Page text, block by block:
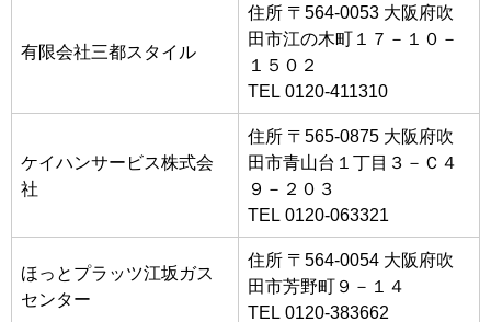
有限会社三都スタイル
住所 〒564-0053 大阪府吹
田市江の木町１７－１０－
１５０２
TEL 0120-411310
ケイハンサービス株式会
社
住所 〒565-0875 大阪府吹
田市青山台１丁目３－Ｃ４
９－２０３
TEL 0120-063321
ほっとプラッツ江坂ガス
センター
住所 〒564-0054 大阪府吹
田市芳野町９－１４
TEL 0120-383662